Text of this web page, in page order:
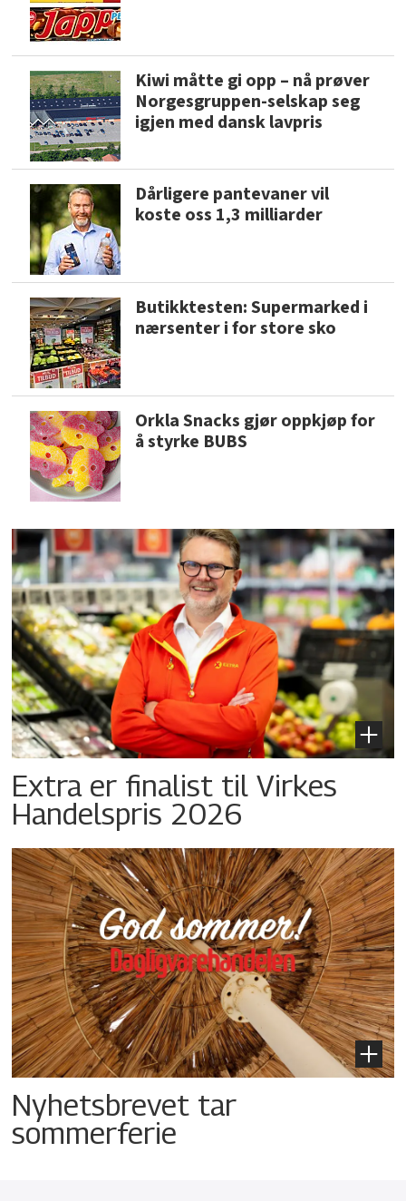
Kiwi måtte gi opp – nå prøver
Norgesgruppen-selskap seg
igjen med dansk lavpris
Dårligere pantevaner vil
koste oss 1,3 milliarder
Butikktesten: Supermarked i
nærsenter i for store sko
Orkla Snacks gjør oppkjøp for
å styrke BUBS
Extra er finalist til Virkes
Handelspris 2026
Nyhetsbrevet tar
sommerferie